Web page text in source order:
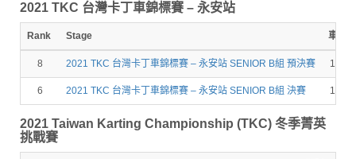
2021 TKC 台灣卡丁車錦標賽 – 永安站
Rank Stage 車號
8 2021 TKC 台灣卡丁車錦標賽 – 永安站 SENIOR B組 預決賽 152
6 2021 TKC 台灣卡丁車錦標賽 – 永安站 SENIOR B組 決賽 152
2021 Taiwan Karting Championship (TKC) 冬季菁英
挑戰賽